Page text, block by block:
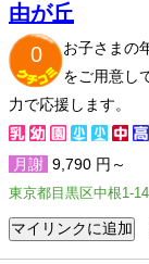
由が丘
0
お子さまの
をご用意し
力で応援します。
月謝 9,790 円～
東京都目黒区中根1-